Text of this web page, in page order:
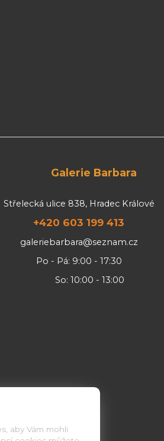
Barbara
Střelecká ulice 838, Hradec Králové
+420 603 199 413
galeriebarbara@seznam.cz
Po - Pá: 9:00 - 17:30
So: 10:00 - 13:00
aby Vám mohli